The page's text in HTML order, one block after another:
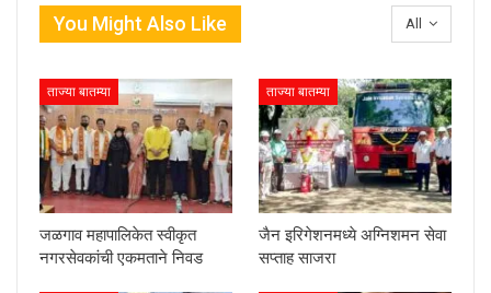
All
You Might Also Like
ताज्या बातम्या
जळगाव महापालिकेत स्वीकृत
नगरसेवकांची एकमताने निवड
ताज्या बातम्या
जैन इरिगेशनमध्ये अग्निशमन सेवा
सप्ताह साजरा